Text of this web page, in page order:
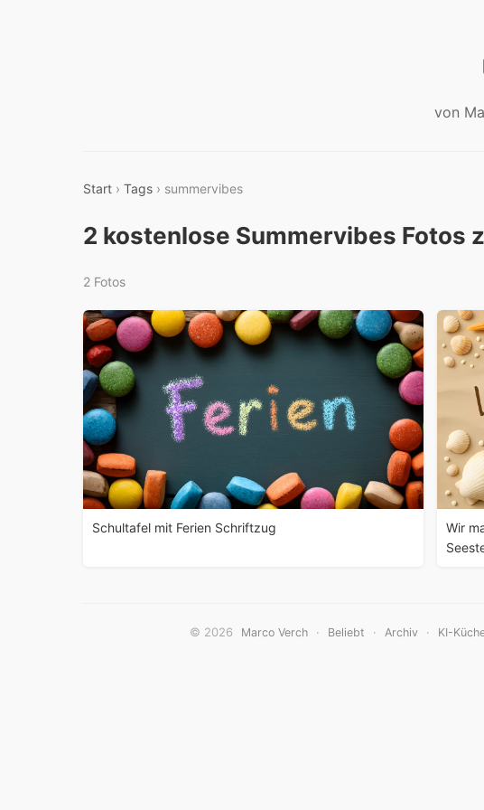
von
Start › Tags › summervibes
2 kostenlose Summervibes Fotos
2 Fotos
Schultafel mit Ferien Schriftzug
Wir
© 2026 Marco Verch · Beliebt · Archiv · KI-